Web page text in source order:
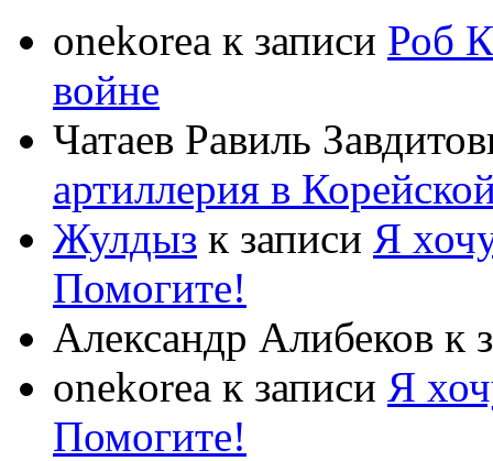
onekorea к записи Роб
войне
Чатаев Равиль
артиллерия в
Жулдыз к записи Я
Помогите!
Александр Алибеков к
onekorea к записи Я
Помогите!